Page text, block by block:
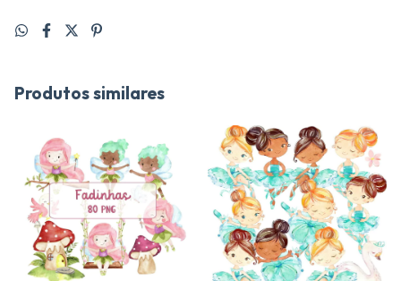
Produtos similares